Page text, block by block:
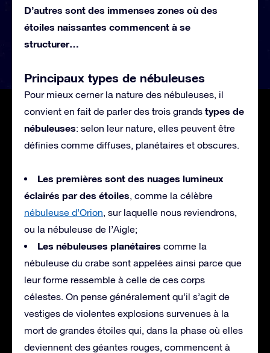
D’autres sont des immenses zones où des
étoiles naissantes commencent à se
structurer…
Principaux types de nébuleuses
Pour mieux cerner la nature des nébuleuses, il
convient en fait de parler des trois grands types de
nébuleuses: selon leur nature, elles peuvent être
définies comme diffuses, planétaires et obscures.
Les premières sont des nuages lumineux
éclairés par des étoiles, comme la célèbre
nébuleuse d’Orion, sur laquelle nous reviendrons,
ou la nébuleuse de l’Aigle;
Les nébuleuses planétaires comme la
nébuleuse du crabe sont appelées ainsi parce que
leur forme ressemble à celle de ces corps
célestes. On pense généralement qu’il s’agit de
vestiges de violentes explosions survenues à la
mort de grandes étoiles qui, dans la phase où elles
deviennent des géantes rouges, commencent à